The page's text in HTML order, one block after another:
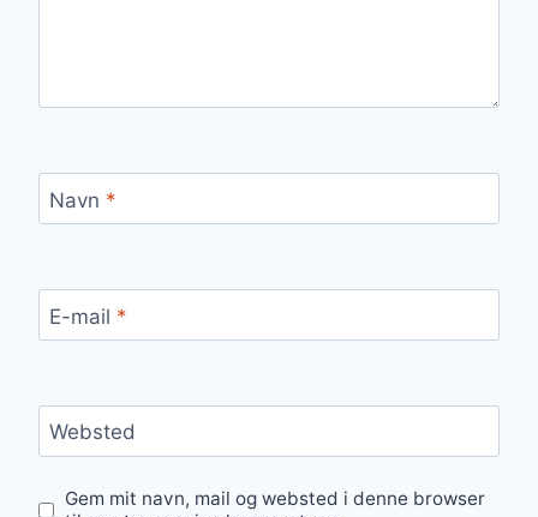
Navn *
E-mail *
Websted
Gem mit navn, mail og websted i denne browser